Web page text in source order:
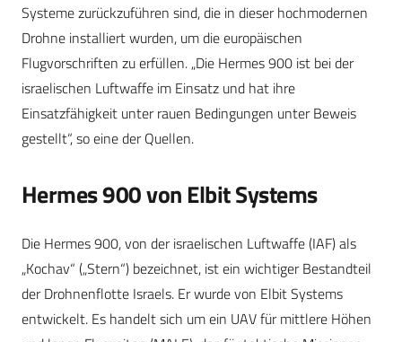
Systeme zurückzuführen sind, die in dieser hochmodernen
Drohne installiert wurden, um die europäischen
Flugvorschriften zu erfüllen. „Die Hermes 900 ist bei der
israelischen Luftwaffe im Einsatz und hat ihre
Einsatzfähigkeit unter rauen Bedingungen unter Beweis
gestellt“, so eine der Quellen.
Hermes 900 von Elbit Systems
Die Hermes 900, von der israelischen Luftwaffe (IAF) als
„Kochav“ („Stern“) bezeichnet, ist ein wichtiger Bestandteil
der Drohnenflotte Israels. Er wurde von Elbit Systems
entwickelt. Es handelt sich um ein UAV für mittlere Höhen